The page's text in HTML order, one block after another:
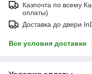
Казпочта по всему
оплаты)
Доставка до двери
Все условия доставки